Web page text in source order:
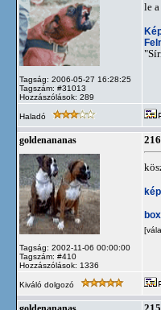
Tagság: 2006-05-27 16:28:25
Tagszám: #31013
Hozzászólások: 289
le
Haladó
goldenananas
Tagság: 2002-11-06 00:00:00
Tagszám: #410
Hozzászólások: 1336
Kiváló dolgozó